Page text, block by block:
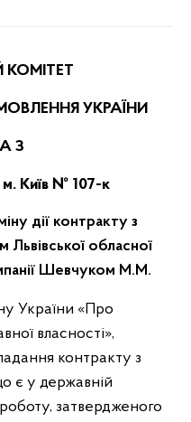
УКРАЇНИ
З
м. Київ № 107-к
дії контракту з
обласної
Шевчуком М.М.
України «Про
власності»,
контракту з
є у державній
затвердженого